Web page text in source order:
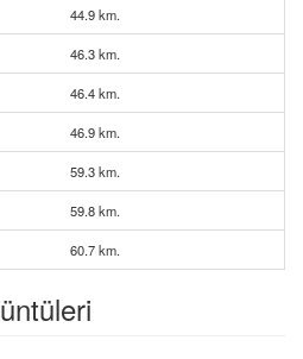
44.9 km.
46.3 km.
46.4 km.
46.9 km.
59.3 km.
59.8 km.
60.7 km.